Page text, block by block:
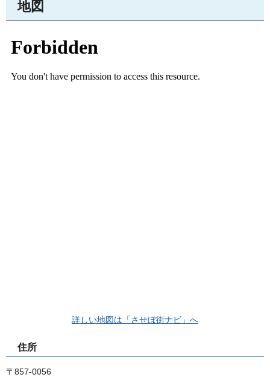
地図
詳しい地図は「させぼ街ナビ」へ
住所
〒857-0056